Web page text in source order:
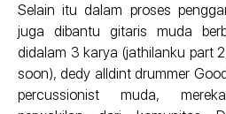
Selain itu dalam proses
juga dibantu gitaris muda
didalam 3 karya (jathilanku part
soon), dedy alldint drummer
percussionist muda,